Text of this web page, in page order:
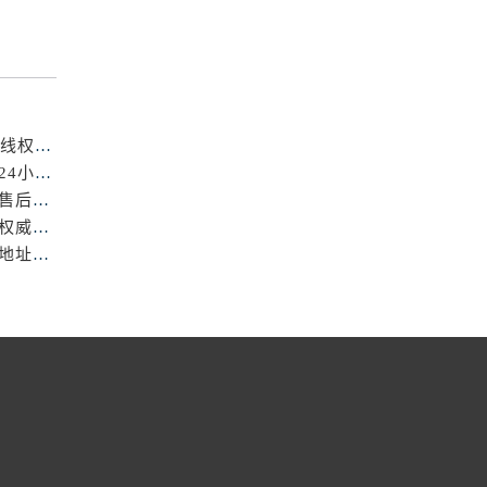
成都浪琴官方售后服务中心｜详细地址与24小时售后热线权威信息公示（2026年7月最新）
亲身到店探访成都浪琴官方售后服务中心｜最新地址与24小时服务电话（2026年7月最新）
亲身到店探访成都浪琴官方售后服务中心｜官方地址与售后服务电话（2026年7月最新）
成都浪琴官方售后服务中心｜详细官方热线及维修地址权威信息公示（2026年7月最新）
亲身探访成都浪琴官方售后服务中心｜完整电话和维修地址（2026年7月最新）